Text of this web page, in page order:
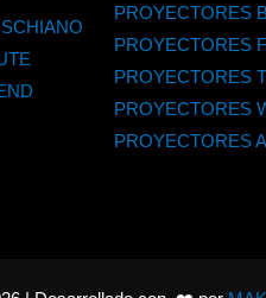
PROYECTORES
PROYECTORES
PROYECTORES
PROYECTORES
PROYECTORES